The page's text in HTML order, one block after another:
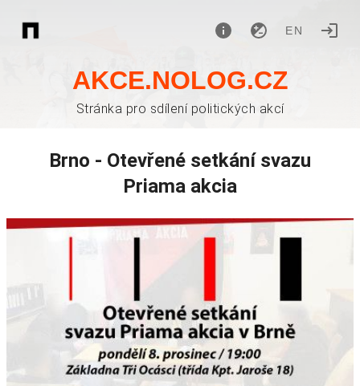
EN
AKCE.NOLOG.CZ
Stránka pro sdílení politických akcí
Brno - Otevřené setkání svazu
Priama akcia